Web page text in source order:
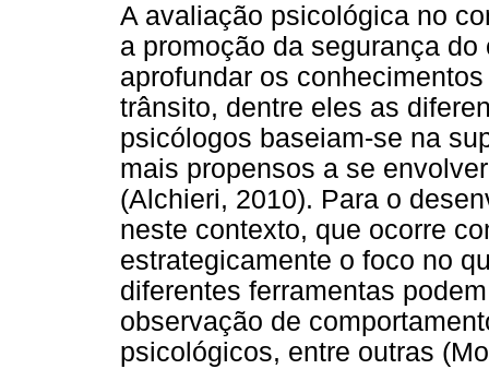
A avaliação psicológica no
a promoção da segurança
aprofundar os
trânsito, dentre eles as
psicólogos baseiam-se na
mais propensos a se
(Alchieri, 2010). Para o
neste contexto, que ocorre
estrategicamente o foco no
diferentes ferramentas
observação de
psicológicos, entre outras